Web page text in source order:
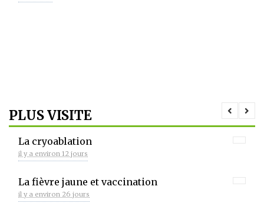
PLUS VISITE
La cryoablation
il y a environ 12 jours
La fièvre jaune et vaccination
il y a environ 26 jours